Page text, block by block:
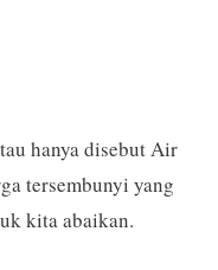
hanya disebut Air
tersembunyi yang
kita abaikan.